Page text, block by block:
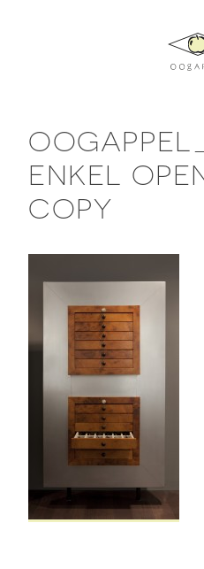
ENKEL
COPY